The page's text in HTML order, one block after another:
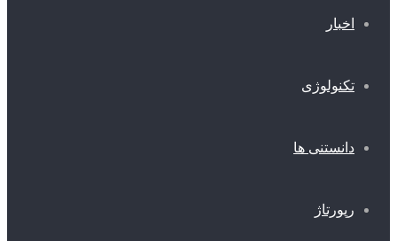
اخبار
تکنولوژی
دانستنی ها
رپورتاژ